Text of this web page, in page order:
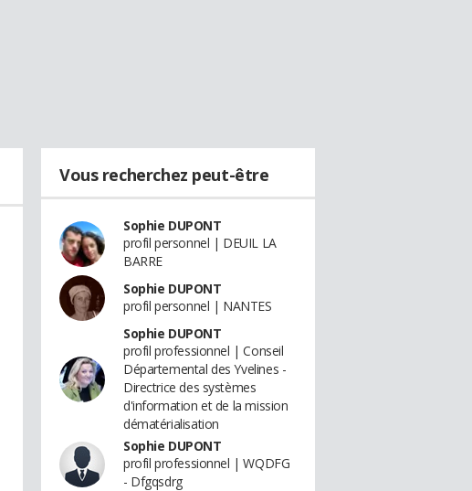
Vous recherchez peut-être
Sophie DUPONT
profil personnel | DEUIL LA
BARRE
Sophie DUPONT
profil personnel | NANTES
Sophie DUPONT
profil professionnel | Conseil
Départemental des Yvelines -
Directrice des systèmes
d'information et de la mission
dématérialisation
Sophie DUPONT
profil professionnel | WQDFG
- Dfgqsdrg